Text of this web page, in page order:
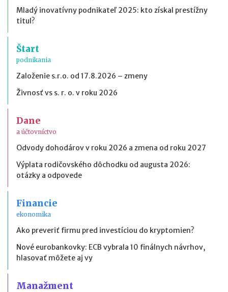
Mladý inovatívny podnikateľ 2025: kto získal prestížny
titul?
Štart
podnikania
Založenie s.r.o. od 17.8.2026 – zmeny
Živnosť vs s. r. o. v roku 2026
Dane
a účtovníctvo
Odvody dohodárov v roku 2026 a zmena od roku 2027
Výplata rodičovského dôchodku od augusta 2026:
otázky a odpovede
Financie
ekonomika
Ako preveriť firmu pred investíciou do kryptomien?
Nové eurobankovky: ECB vybrala 10 finálnych návrhov,
hlasovať môžete aj vy
Manažment